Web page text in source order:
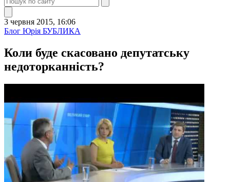
3 червня 2015, 16:06
Блог Юрія БУБЛИКА
Коли буде скасовано депутатську
недоторканність?